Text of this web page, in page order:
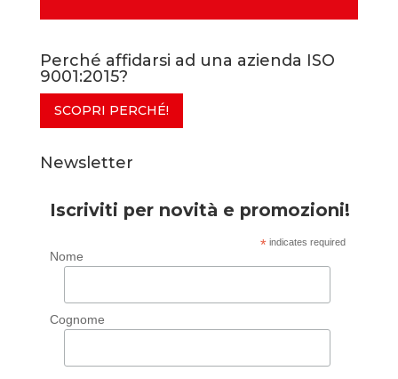
Perché affidarsi ad una azienda ISO
9001:2015?
SCOPRI PERCHÉ!
Newsletter
Iscriviti per novità e promozioni!
* indicates required
Nome
Cognome